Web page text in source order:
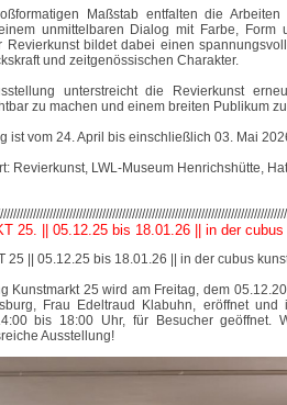
Maßstab entfalten die
unmittelbaren Dialog mit Farbe,
Revierkunst bildet dabei einen
und zeitgenössischen Charakter.
unterstreicht die Revierkunst
zu machen und einem breiten Publikum
ist vom 24. April bis einschließlich 03. Mai
Revierkunst, LWL-Museum Henrichshütte,
25. || 05.12.25 bis 18.01.26 || in der
25 || 05.12.25 bis 18.01.26 || in der cubus
Kunstmarkt 25 wird am Freitag, dem
Frau Edeltraud Klabuhn, eröffnet und
bis 18:00 Uhr, für Besucher geöffnet.
Ausstellung!